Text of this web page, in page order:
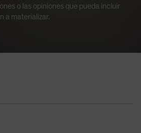
o las opiniones que pueda incluir
a materializar.